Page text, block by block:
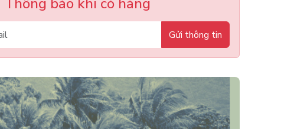
Gửi thông tin